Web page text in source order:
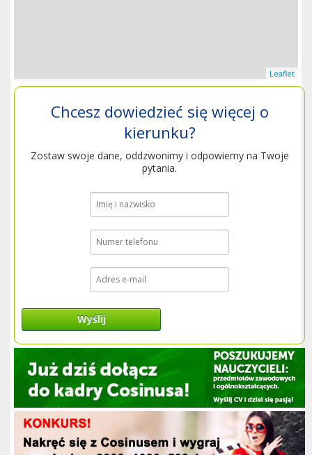
Leaflet
Chcesz dowiedzieć się więcej o
kierunku?
Zostaw swoje dane, oddzwonimy i odpowiemy na Twoje
pytania.
Wyślij